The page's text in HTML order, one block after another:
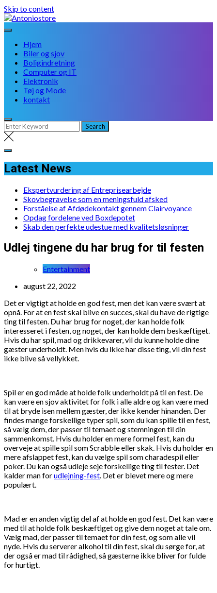
Skip to content
Hjem
Biler og sjov
Boligindretning
Computer og IT
Elektronik
Tøj og Mode
kontakt
Latest News
Ekspertvurdering af Entreprisearbejde
Skovbegravelse som en meningsfuld afsked
Forståelse af Afdødekontakt gennem Clairvoyance
Opdag fordelene ved Boxdepotet
Skab den perfekte udestue med kvalitetsløsninger
Udlej tingene du har brug for til festen
Entertainment
august 22, 2022
Det er vigtigt at holde en god fest, men det kan være svært at
opnå. For at en fest skal blive en succes, skal du have de rigtige
ting til festen. Du har brug for noget, der kan holde folk
interesseret i festen, og noget, der kan holde dem beskæftiget.
Hvis du har spil, mad og drikkevarer, vil du kunne holde dine
gæster underholdt. Men hvis du ikke har disse ting, vil din fest
ikke blive så vellykket.
Spil er en god måde at holde folk underholdt på til en fest. De
kan være en sjov aktivitet for folk i alle aldre og kan være med
til at bryde isen mellem gæster, der ikke kender hinanden. Der
findes mange forskellige typer spil, som du kan spille til en fest,
så vælg dem, der passer til temaet og stemningen til din
sammenkomst. Hvis du holder en mere formel fest, kan du
overveje at spille spil som Scrabble eller skak. Hvis du holder en
mere afslappet fest, kan du vælge spil som charadespil eller
poker. Du kan også udleje seje forskellige ting til fester. Det
kalder man forudlejning-fest . Det er blevet mere og mere
populært.
Mad er en anden vigtig del af at holde en god fest. Det kan være
med til at holde folk beskæftiget og give dem noget at tale om.
Vælg mad, der passer til temaet for din fest, og som alle vil
nyde. Hvis du serverer alkohol til din fest, skal du sørge for, at
der også er mad til rådighed, så gæsterne ikke bliver for fulde
for hurtigt.